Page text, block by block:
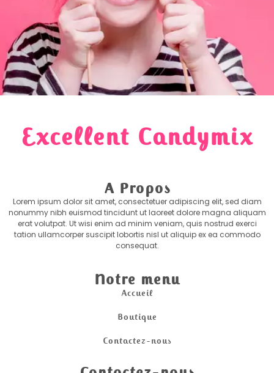
Excellent Candymix
A Propos
Lorem ipsum dolor sit amet, consectetuer adipiscing elit, sed diam
nonummy nibh euismod tincidunt ut laoreet dolore magna aliquam
erat volutpat. Ut wisi enim ad minim veniam, quis nostrud exerci
tation ullamcorper suscipit lobortis nisl ut aliquip ex ea commodo
consequat.
Notre menu
Accueil
Boutique
Contactez-nous